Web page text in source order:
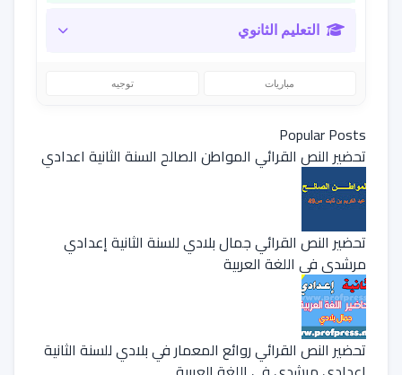
التعليم الثانوي
مباريات توجيه
Popular Posts
تحضير النص القرائي المواطن الصالح السنة الثانية اعدادي
تحضير النص القرائي جمال بلادي للسنة الثانية إعدادي
مرشدي في اللغة العربية
تحضير النص القرائي روائع المعمار في بلادي للسنة الثانية